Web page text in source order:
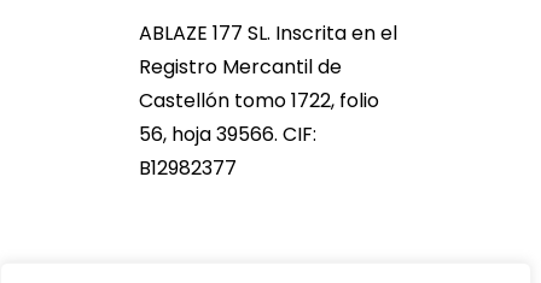
ABLAZE 177 SL. Inscrita en el
Registro Mercantil de
Castellón tomo 1722, folio
56, hoja 39566. CIF:
B12982377